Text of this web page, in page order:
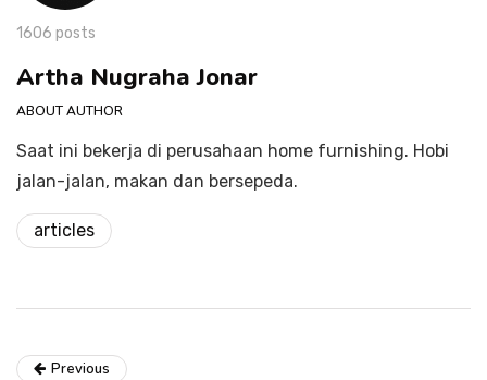
1606 posts
Artha Nugraha Jonar
ABOUT AUTHOR
Saat ini bekerja di perusahaan home furnishing. Hobi
jalan-jalan, makan dan bersepeda.
articles
Previous